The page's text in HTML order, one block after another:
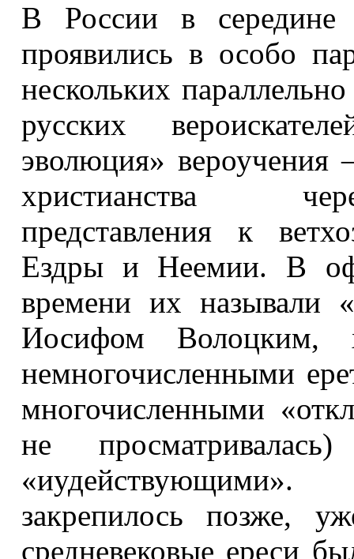
В России в середине
проявились в особо
нескольких
русских
эволюция» вероучения
христианства
представления к
Ездры и Неемии. В
времени их называли
Иосифом Волоцким,
немногочисленными
многочисленными
не
закрепилось
средневековые ереси